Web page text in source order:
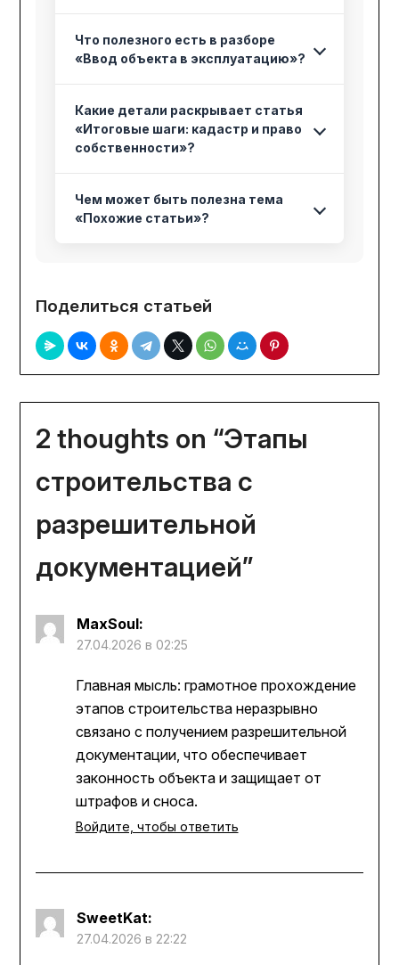
Что полезного есть в разборе
«Ввод объекта в эксплуатацию»?
Какие детали раскрывает статья
«Итоговые шаги: кадастр и право
собственности»?
Чем может быть полезна тема
«Похожие статьи»?
Поделиться статьей
2 thoughts on “Этапы
строительства с
разрешительной
документацией”
MaxSoul:
27.04.2026 в 02:25
Главная мысль: грамотное прохождение
этапов строительства неразрывно
связано с получением разрешительной
документации, что обеспечивает
законность объекта и защищает от
штрафов и сноса.
Войдите, чтобы ответить
SweetKat:
27.04.2026 в 22:22